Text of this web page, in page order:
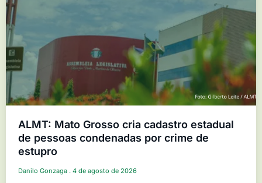
ALMT: Mato Grosso cria cadastro estadual
de pessoas condenadas por crime de
estupro
Danilo Gonzaga 4 de agosto de 2026